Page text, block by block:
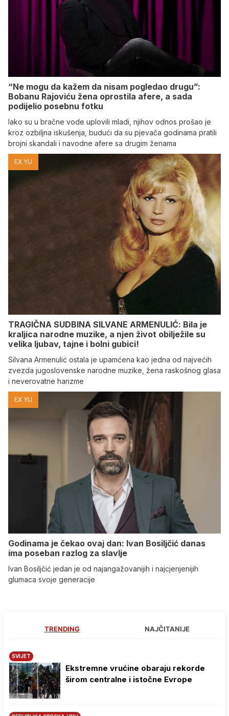
“Ne mogu da kažem da nisam pogledao drugu”:
Bobanu Rajoviću žena oprostila afere, a sada
podijelio posebnu fotku
Iako su u bračne vode uplovili mladi, njihov odnos prošao je
kroz ozbiljna iskušenja, budući da su pjevača godinama pratili
brojni skandali i navodne afere sa drugim ženama
EX YU
TRAGIČNA SUDBINA SILVANE ARMENULIĆ: Bila je
kraljica narodne muzike, a njen život obilježile su
velika ljubav, tajne i bolni gubici!
Silvana Armenulić ostala je upamćena kao jedna od najvećih
zvezda jugoslovenske narodne muzike, žena raskošnog glasa
i neverovatne harizme
EX YU
Godinama je čekao ovaj dan: Ivan Bosiljčić danas
ima poseban razlog za slavlje
Ivan Bosiljčić jedan je od najangažovanijih i najcjenjenijih
glumaca svoje generacije
TRENDING NAJČITANIJE
SVIJET
Ekstremne vrućine obaraju rekorde
širom centralne i istočne Evrope